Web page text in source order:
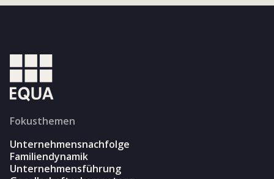
Fokusthemen
Unternehmensnachfolge
Familiendynamik
Unternehmensführung